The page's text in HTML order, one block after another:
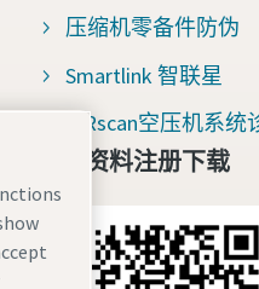
压缩机零备件防伪
Smartlink 智联星
AIRscan空压机系
免费资料注册下载